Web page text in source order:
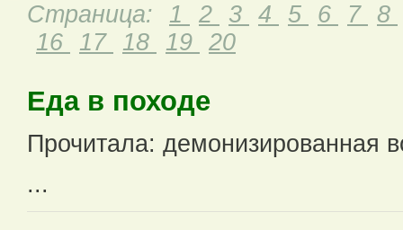
Страница: 1 2 3 4 5 6 7 8
16
17 18 19 20
Еда в походе
Прочитала: демонизированная
...